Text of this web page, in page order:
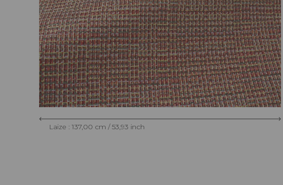
Laize : 137,00 cm / 53,93 inch